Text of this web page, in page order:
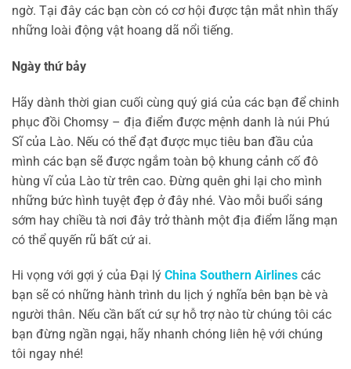
ngờ. Tại đây các bạn còn có cơ hội được tận mắt nhìn thấy
những loài động vật hoang dã nổi tiếng.
Ngày thứ bảy
Hãy dành thời gian cuối cùng quý giá của các bạn để chinh
phục đồi Chomsy – địa điểm được mệnh danh là núi Phú
Sĩ của Lào. Nếu có thể đạt được mục tiêu ban đầu của
mình các bạn sẽ được ngắm toàn bộ khung cảnh cố đô
hùng vĩ của Lào từ trên cao. Đừng quên ghi lại cho mình
những bức hình tuyệt đẹp ở đây nhé. Vào mỗi buổi sáng
sớm hay chiều tà nơi đây trở thành một địa điểm lãng mạn
có thể quyến rũ bất cứ ai.
Hi vọng với gợi ý của Đại lý China Southern Airlines các
bạn sẽ có những hành trình du lịch ý nghĩa bên bạn bè và
người thân. Nếu cần bất cứ sự hỗ trợ nào từ chúng tôi các
bạn đừng ngần ngại, hãy nhanh chóng liên hệ với chúng
tôi ngay nhé!